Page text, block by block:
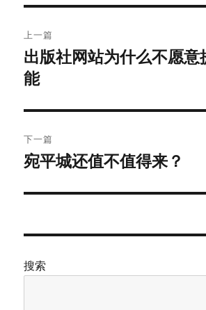
章
导
航
上一篇
上
篇
章：
出版社网站为什么不愿意
能
下一篇
下
文
宛平城还值不值得来？
搜索